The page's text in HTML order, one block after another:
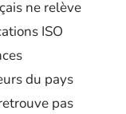
ne relève
ISO
du pays
pas